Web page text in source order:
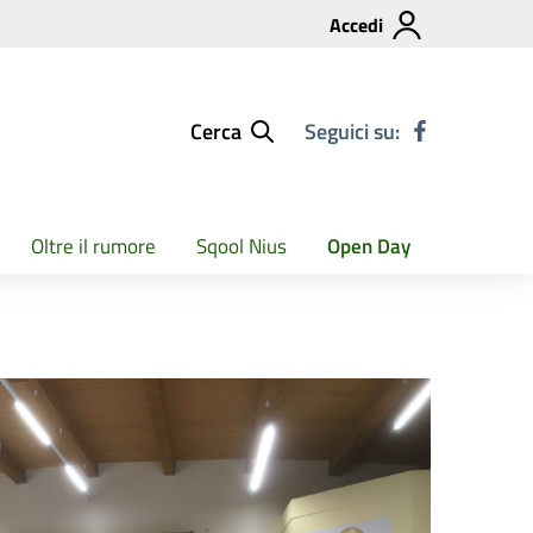
Accedi
Cerca Seguici su:
Oltre il rumore Sqool Nius Open Day